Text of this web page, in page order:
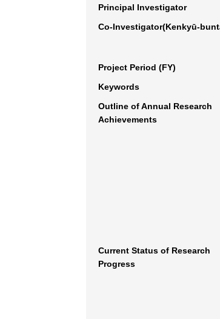
Principal Investigator
Co-Investigator(Kenkyū-
Project Period (FY)
Keywords
Outline of Annual Research
Achievements
Current Status of Research
Progress